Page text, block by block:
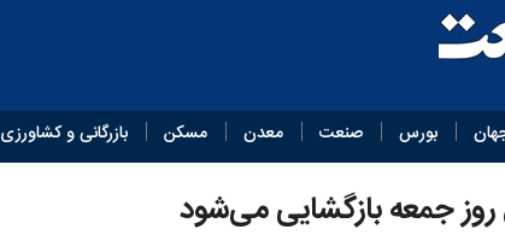
بورس صنعت معدن مسکن بازرگانی و کشاورزی
روز جمعه بازگشایی می‌شود